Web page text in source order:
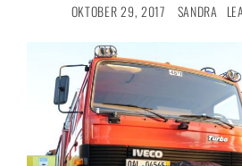
OKTOBER 29, 2017 SANDRA